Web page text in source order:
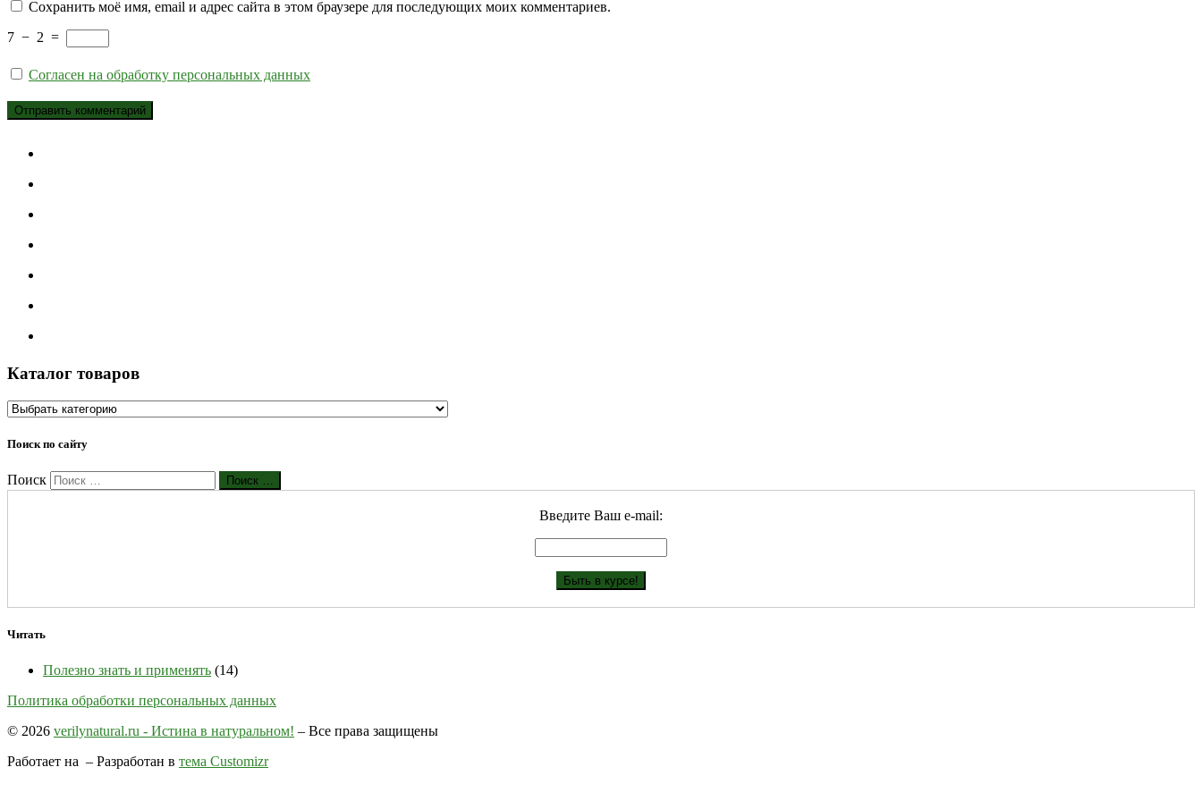
Сохранить моё имя, email и адрес сайта в этом браузере для последующих моих комментариев.
7 − 2 =
Согласен на обработку персональных данных
Каталог товаров
Поиск по сайту
Поиск Поиск …
Введите Ваш е-mail:
Читать
Полезно знать и применять (14)
Политика обработки персональных данных
© 2026 verilynatural.ru - Истина в натуральном! – Все права защищены
Работает на – Разработан в тема Customizr